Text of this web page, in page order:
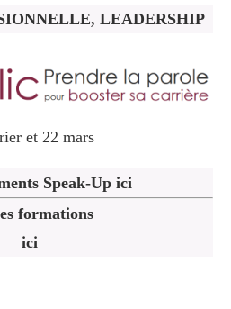
LEADERSHIP
et 22 mars
Speak-Up ici
formations
ici